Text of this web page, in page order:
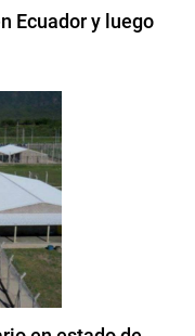
Ecuador y luego